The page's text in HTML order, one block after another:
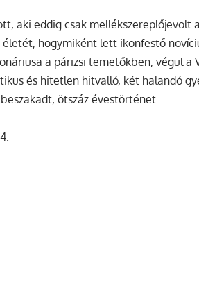
aki eddig csak mellékszereplőjevolt
hogymiként lett ikonfestő
a párizsi temetőkben, végül a
és hitetlen hitvalló, két halandó
ötszáz évestörténet…